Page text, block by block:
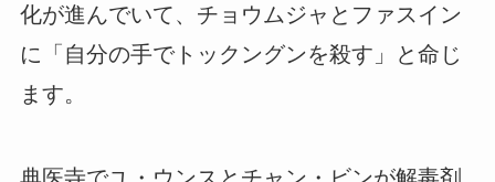
化が進んでいて、チョウムジャとファスイン
に「自分の手でトックングンを殺す」と命じ
ます。